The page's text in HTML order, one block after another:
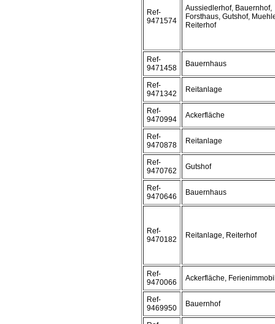
Ref-
9471574
Aussiedlerhof, Bauernhof,
Forsthaus, Gutshof,
Reiterhof
Ref-
9471458
Bauernhaus
Ref-
9471342
Reitanlage
Ref-
9470994
Ackerfläche
Ref-
9470878
Reitanlage
Ref-
9470762
Gutshof
Ref-
9470646
Bauernhaus
Ref-
9470182
Reitanlage, Reiterhof
Ref-
9470066
Ackerfläche,
Ref-
9469950
Bauernhof